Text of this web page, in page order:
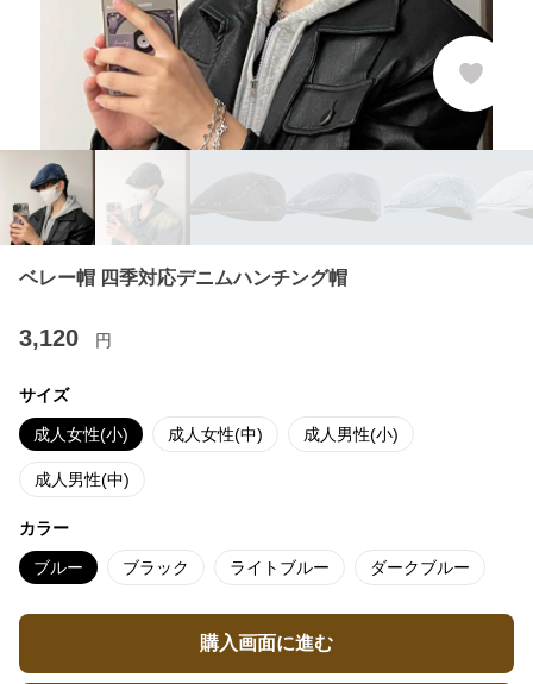
ベレー帽 四季対応デニムハンチング帽
3,120 円
サイズ
成人女性(小) 成人女性(中) 成人男性(小)
成人男性(中)
カラー
ブルー ブラック ライトブルー ダークブルー
購入画面に進む